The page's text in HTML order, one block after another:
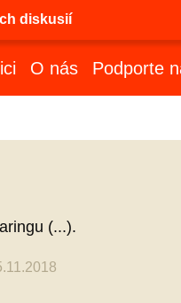
diskusií
O nás Podporte
(...).